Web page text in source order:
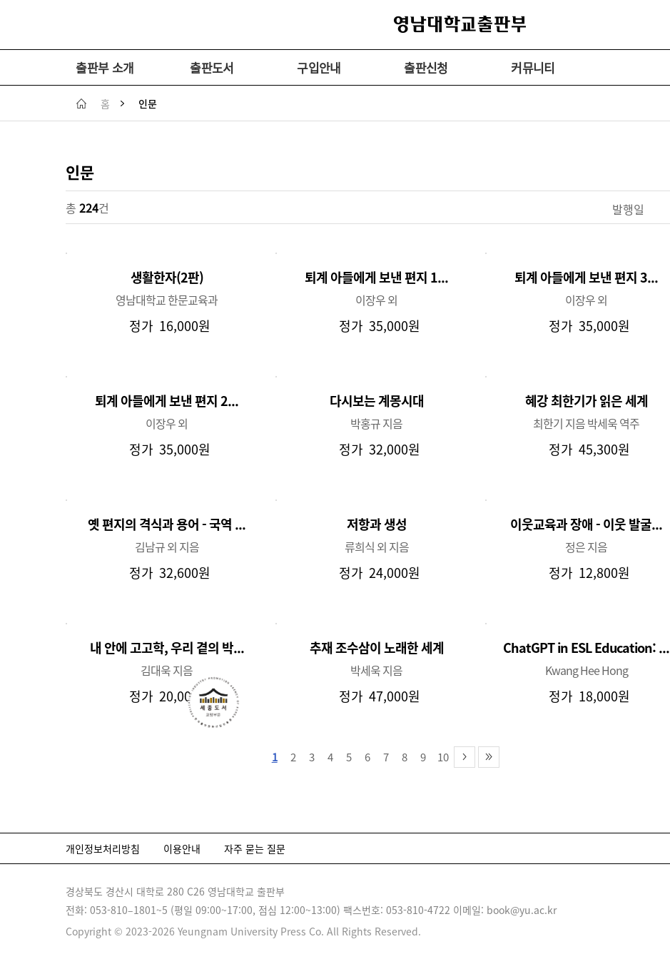
출판부 소개 출판도서 구입안내 출판신청 커뮤니티
홈 인문
인문
총 224건
생활한자(2판)
영남대학교 한문교육과
정가 16,000원
퇴계 아들에게 보낸 편지 1...
이장우 외
정가 35,000원
퇴계 아들에게 보낸 편지 3...
이장우 외
정가 35,000원
퇴계 아들에게 보낸 편지 2...
이장우 외
정가 35,000원
다시보는 계몽시대
박홍규 지음
정가 32,000원
혜강 최한기가 읽은 세계
최한기 지음 박세욱 역주
정가 45,300원
옛 편지의 격식과 용어 - 국역 ...
김남규 외 지음
정가 32,600원
저항과 생성
류희식 외 지음
정가 24,000원
이웃교육과 장애 - 이웃 발굴...
정은 지음
정가 12,800원
내 안에 고고학, 우리 곁의 박...
김대욱 지음
정가 20,000원
추재 조수삼이 노래한 세계
박세욱 지음
정가 47,000원
ChatGPT in ESL Education: ...
Kwang Hee Hong
정가 18,000원
1 2 3 4 5 6 7 8 9 10
개인정보처리방침 이용안내 자주 묻는 질문
경상북도 경산시 대학로 280 C26 영남대학교 출판부
전화: 053-810–1801~5 (평일 09:00~17:00, 점심 12:00~13:00) 팩스번호: 053-810-4722 이메일: book@yu.ac.kr
Copyright © 2023-2026 Yeungnam University Press Co. All Rights Reserved.